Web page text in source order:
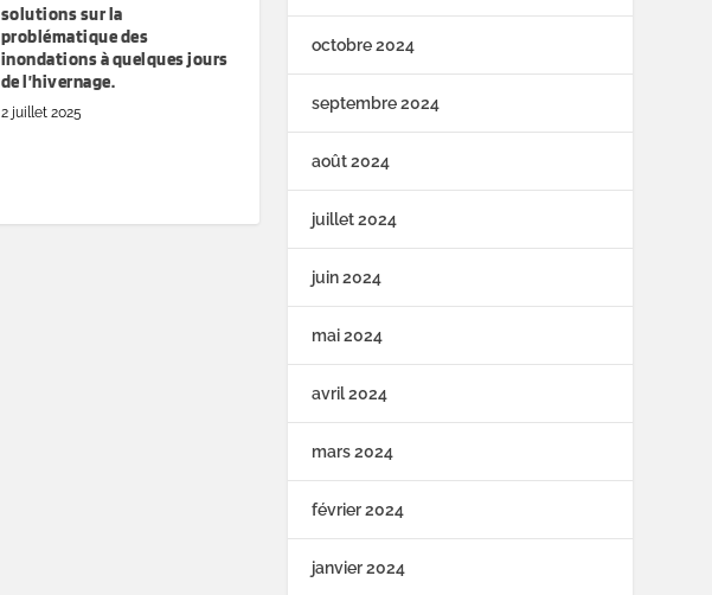
solutions sur la
problématique des
inondations à quelques jours
de l’hivernage.
2 juillet 2025
octobre 2024
septembre 2024
août 2024
juillet 2024
juin 2024
mai 2024
avril 2024
mars 2024
février 2024
janvier 2024